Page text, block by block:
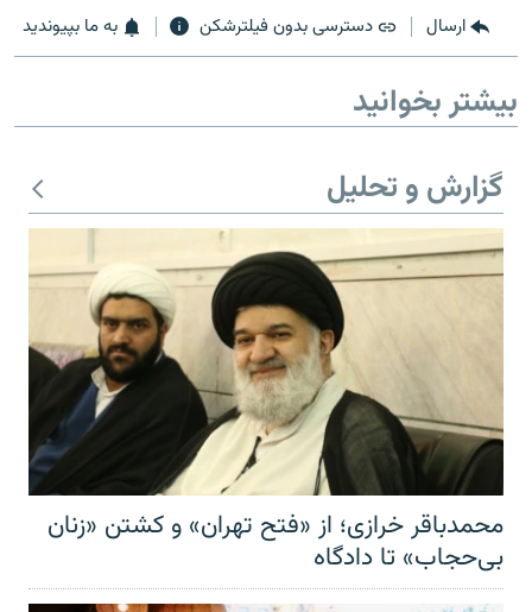
ارسال دسترسی بدون فیلترشکن به ما بپیوندید
بیشتر بخوانید
گزارش و تحلیل
محمدباقر خرازی؛ از «فتح تهران» و کشتن «زنان
بی‌حجاب» تا دادگاه